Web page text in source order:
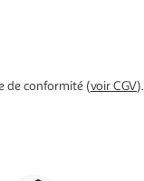
de conformité (voir CGV).